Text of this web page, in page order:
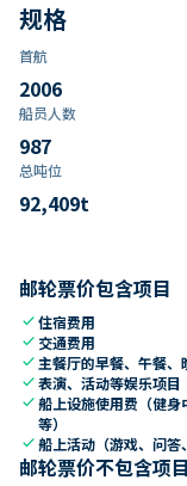
规格
首航
2006
船员人数
987
总吨位
92,409t
邮轮票价包含项目
check住宿费用
check 交通费用
check 主餐厅的早餐、午餐、
check表演、活动等娱乐项目
check船上设施使用费（健
等）
check船上活动（游戏、问答
邮轮票价不包含项目